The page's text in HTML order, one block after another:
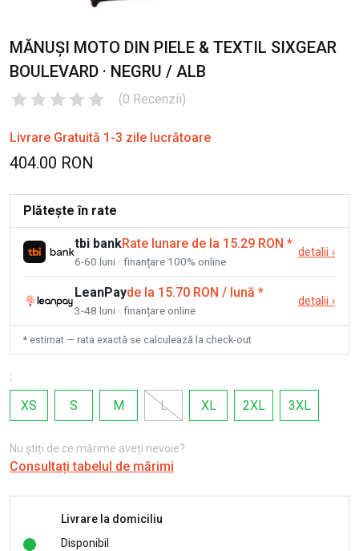
MĂNUȘI MOTO DIN PIELE & TEXTIL SIXGEAR
BOULEVARD · NEGRU / ALB
(0 Recenzii)
Livrare Gratuită 1-3 zile lucrătoare
404.00 RON
Plătește în rate
tbi bankRate lunare de la 15.29 RON *
6-60 luni · finanțare 100% online
detalii ›
LeanPayde la 15.70 RON / lună *
3-48 luni · finanțare online
detalii ›
* estimat — rata exactă se calculează la check-out
:
XS
S M L XL 2XL 3XL
Nu știți de ce mărime aveți nevoie?
Consultați tabelul de mărimi
Livrare la domiciliu
Disponibil